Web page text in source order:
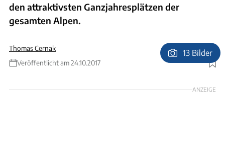
den attraktivsten Ganzjahresplätzen der
gesamten Alpen.
Thomas Cernak
Veröffentlicht am 24.10.2017
Foto: Archiv
13 Bilder
ANZEIGE